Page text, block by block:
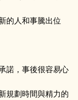
的人和事騰出位
諾，事後很容易心
規劃時間與精力的